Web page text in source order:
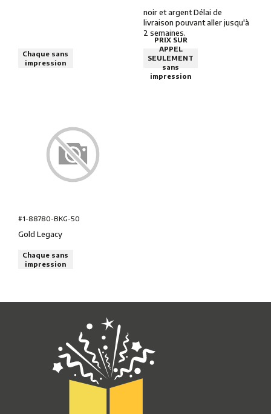
Chaque sans
impression
noir et argent Délai de
livraison pouvant aller jusqu'à
2 semaines.
PRIX SUR
APPEL
SEULEMENT
sans
impression
#1-88780-BKG-50
Gold Legacy
Chaque sans
impression